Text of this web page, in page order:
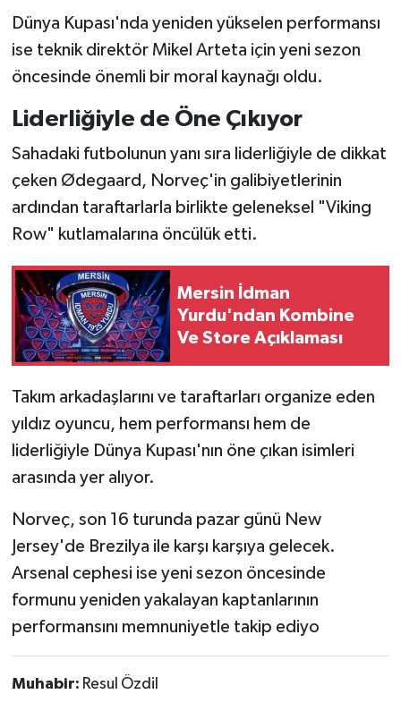
Dünya Kupası'nda yeniden yükselen performansı
ise teknik direktör Mikel Arteta için yeni sezon
öncesinde önemli bir moral kaynağı oldu.
Liderliğiyle de Öne Çıkıyor
Sahadaki futbolunun yanı sıra liderliğiyle de dikkat
çeken Ødegaard, Norveç'in galibiyetlerinin
ardından taraftarlarla birlikte geleneksel "Viking
Row" kutlamalarına öncülük etti.
Mersin İdman
Yurdu'ndan Kombine
Ve Store Açıklaması
Takım arkadaşlarını ve taraftarları organize eden
yıldız oyuncu, hem performansı hem de
liderliğiyle Dünya Kupası'nın öne çıkan isimleri
arasında yer alıyor.
Norveç, son 16 turunda pazar günü New
Jersey'de Brezilya ile karşı karşıya gelecek.
Arsenal cephesi ise yeni sezon öncesinde
formunu yeniden yakalayan kaptanlarının
performansını memnuniyetle takip ediyo
Muhabir: Resul Özdil